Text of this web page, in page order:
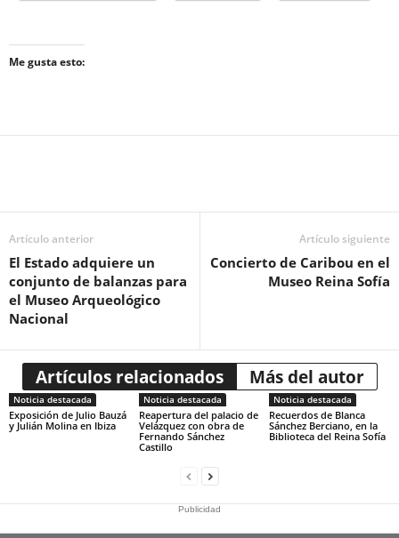
Me gusta esto:
Artículo anterior
El Estado adquiere un
conjunto de balanzas para
el Museo Arqueológico
Nacional
Artículo siguiente
Concierto de Caribou en el
Museo Reina Sofía
Artículos relacionados Más del autor
Noticia destacada
Exposición de Julio Bauzá
y Julián Molina en Ibiza
Noticia destacada
Reapertura del palacio de
Velázquez con obra de
Fernando Sánchez
Castillo
Noticia destacada
Recuerdos de Blanca
Sánchez Berciano, en la
Biblioteca del Reina Sofía
Publicidad